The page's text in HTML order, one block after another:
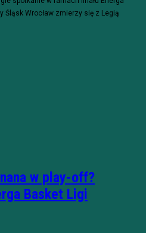
Śląsk Wrocław zmierzy się z Legią
w play-off?
Basket Ligi